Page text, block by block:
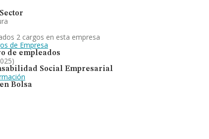
2 cargos en esta empresa
de Empresa
de empleados
Social Empresarial
Bolsa